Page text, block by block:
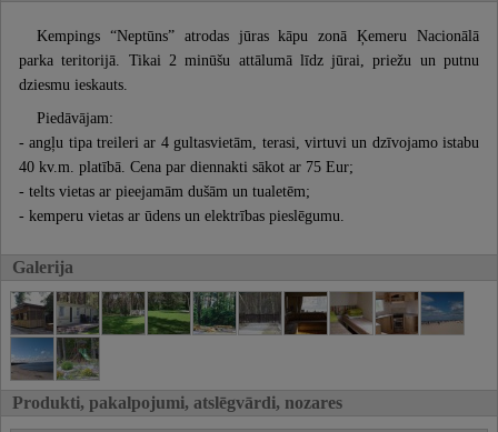
Kempings “Neptūns” atrodas jūras kāpu zonā Ķemeru Nacionālā
parka teritorijā. Tikai 2 minūšu attālumā līdz jūrai, priežu un putnu
dziesmu ieskauts.
Piedāvājam:
- angļu tipa treileri ar 4 gultasvietām, terasi, virtuvi un dzīvojamo istabu
40 kv.m. platībā. Cena par diennakti sākot ar 75 Eur;
- telts vietas ar pieejamām dušām un tualetēm;
- kemperu vietas ar ūdens un elektrības pieslēgumu.
Galerija
Produkti, pakalpojumi, atslēgvārdi, nozares